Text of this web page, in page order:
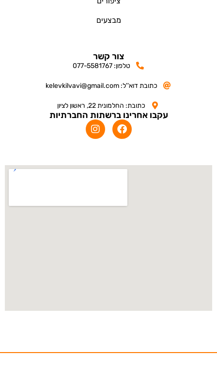
צור קשר
טלפון: 077-5581767
כתובת דוא''ל: kelevkilvavi@gmail.com
כתובת: החלמונית 22, ראשון לציון
עקבו אחרינו ברשתות החברתיות
מבצעים